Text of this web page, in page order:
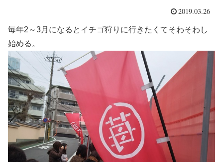
2019.03.26
毎年2～3月になるとイチゴ狩りに行きたくてそわそわし
始める。